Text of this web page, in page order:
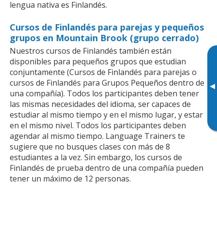
▸
lengua nativa es Finlandés.
Cursos de Finlandés para parejas y pequeños
grupos en Mountain Brook (grupo cerrado)
Nuestros cursos de Finlandés también están
disponibles para pequeños grupos que estudian
conjuntamente (Cursos de Finlandés para parejas o
cursos de Finlandés para Grupos Pequeños dentro de
una compañía). Todos los participantes deben tener
las mismas necesidades del idioma, ser capaces de
estudiar al mismo tiempo y en el mismo lugar, y estar
en el mismo nivel. Todos los participantes deben
agendar al mismo tiempo. Language Trainers te
sugiere que no busques clases con más de 8
estudiantes a la vez. Sin embargo, los cursos de
Finlandés de prueba dentro de una compañía pueden
tener un máximo de 12 personas.